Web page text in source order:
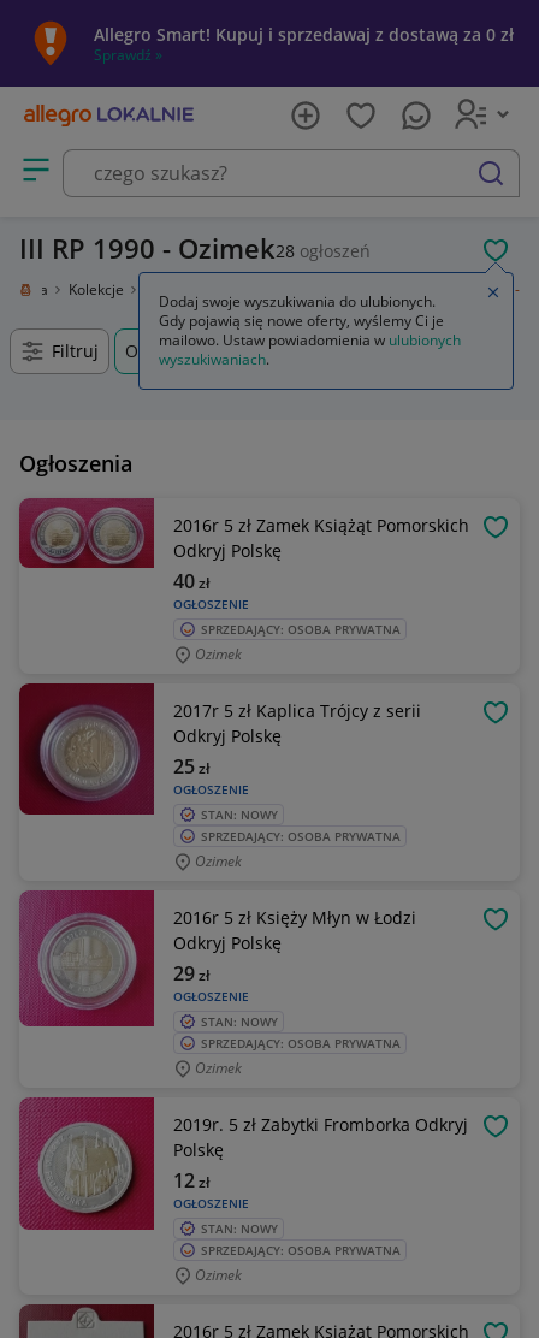
Allegro Smart! Kupuj i sprzedawaj z dostawą za 0 zł
Sprawdź »
Otwórz menu z kategoriami
szukaj
III RP 1990 - Ozimek28 ogłoszeń
sztuka Kolekcje III RP 1990 -
Filtruj Ozimek, Opolskie, +0 km
Ogłoszenia
2016r 5 zł Zamek Książąt Pomorskich
Odkryj Polskę
OGŁOSZENIE
40zł
SPRZEDAJĄCY: OSOBA PRYWATNA
Ozimek
2017r 5 zł Kaplica Trójcy z serii
Odkryj Polskę
OGŁOSZENIE
25zł
STAN: NOWY
SPRZEDAJĄCY: OSOBA PRYWATNA
Ozimek
2016r 5 zł Księży Młyn w Łodzi
Odkryj Polskę
OGŁOSZENIE
29zł
STAN: NOWY
SPRZEDAJĄCY: OSOBA PRYWATNA
Ozimek
2019r. 5 zł Zabytki Fromborka Odkryj
Polskę
OGŁOSZENIE
12zł
STAN: NOWY
SPRZEDAJĄCY: OSOBA PRYWATNA
Ozimek
2016r 5 zł Zamek Książąt Pomorskich
Dodaj swoje wyszukiwania do ulubionych.
Gdy pojawią się nowe oferty, wyślemy Ci je
mailowo. Ustaw powiadomienia w ulubionych
wyszukiwaniach.